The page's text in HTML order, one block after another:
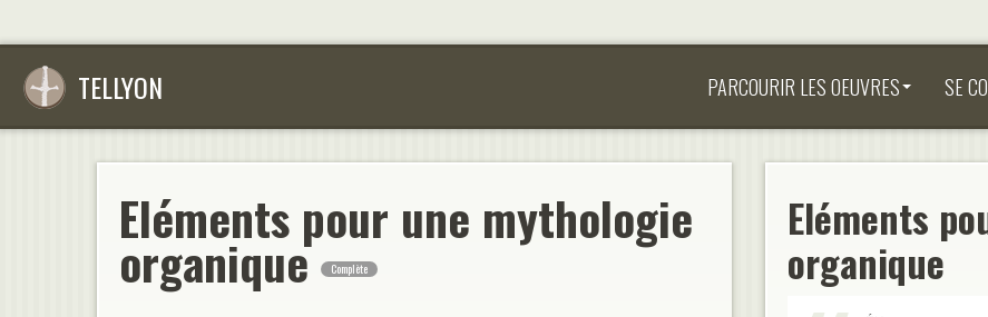
TELLYON PARCOURIR LES OEUVRES SE
Eléments pour une mythologie
organique Complète
Eléments
organique